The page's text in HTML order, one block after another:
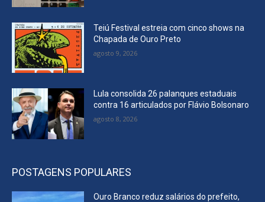
Teiú Festival estreia com cinco shows na
Chapada de Ouro Preto
agosto 9, 2026
Lula consolida 26 palanques estaduais
contra 16 articulados por Flávio Bolsonaro
agosto 8, 2026
POSTAGENS POPULARES
Ouro Branco reduz salários do prefeito,